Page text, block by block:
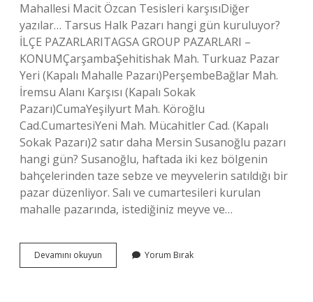
Mahallesi Macit Özcan Tesisleri karşısıDiğer
yazılar… Tarsus Halk Pazarı hangi gün kuruluyor?
İLÇE PAZARLARITAGSA GROUP PAZARLARI –
KONUMÇarşambaŞehitishak Mah. Turkuaz Pazar
Yeri (Kapalı Mahalle Pazarı)PerşembeBağlar Mah.
İremsu Alanı Karşısı (Kapalı Sokak
Pazarı)CumaYeşilyurt Mah. Köroğlu
Cad.CumartesiYeni Mah. Mücahitler Cad. (Kapalı
Sokak Pazarı)2 satır daha Mersin Susanoğlu pazarı
hangi gün? Susanoğlu, haftada iki kez bölgenin
bahçelerinden taze sebze ve meyvelerin satıldığı bir
pazar düzenliyor. Salı ve cumartesileri kurulan
mahalle pazarında, istediğiniz meyve ve…
Devamını okuyun
Köylü
Yorum Bırak